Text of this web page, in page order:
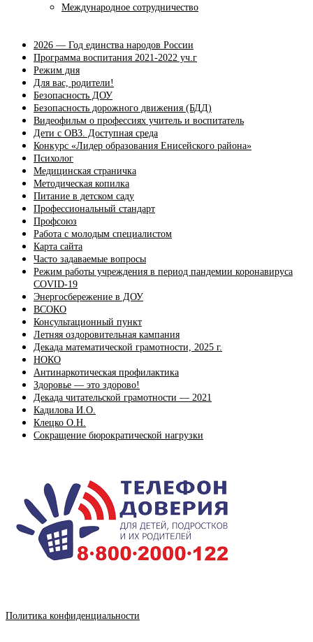
Международное сотрудничество
2026 — Год единства народов России
Программа воспитания 2021-2022 уч.г
Режим дня
Для вас, родители!
Безопасность ДОУ
Безопасность дорожного движения (БДД)
Видеофильм о профессиях учитель и воспитатель
Дети с ОВЗ. Доступная среда
Конкурс «Лидер образования Енисейского района»
Психолог
Медицинская страничка
Методическая копилка
Питание в детском саду
Профессиональный стандарт
Профсоюз
Работа с молодым специалистом
Карта сайта
Часто задаваемые вопросы
Режим работы учреждения в период пандемии коронавируса
COVID-19
Энергосбережение в ДОУ
ВСОКО
Консультационный пункт
Летняя оздоровительная кампания
Декада математической грамотности, 2025 г.
НОКО
Антинаркотическая профилактика
Здоровье — это здорово!
Декада читательской грамотности — 2021
Кадилова И.О.
Клецко О.Н.
Сокращение бюрократической нагрузки
Политика конфиденциальности